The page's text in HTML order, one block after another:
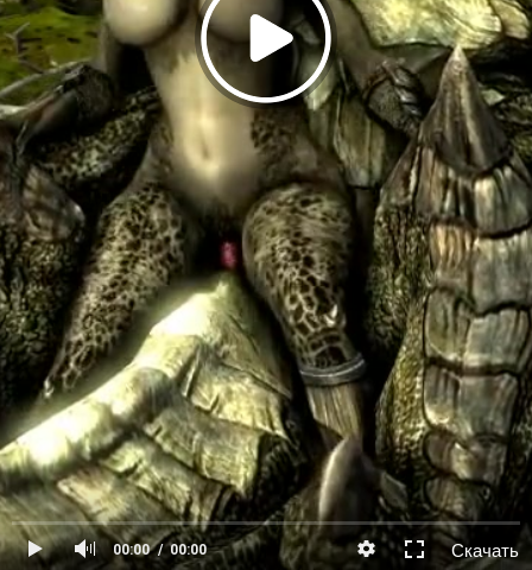
00:00 00:00 Скачать